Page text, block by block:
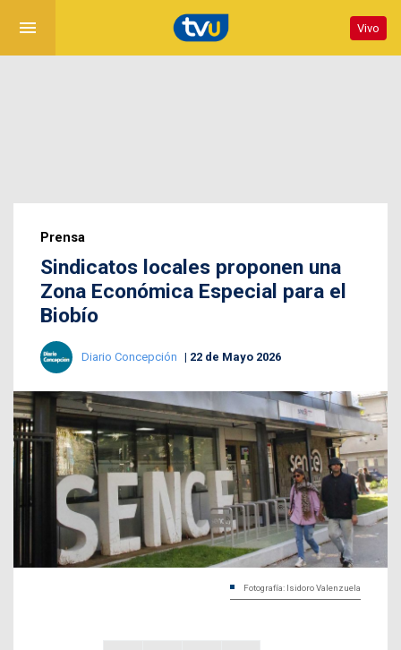
menu Vivo
Prensa
Sindicatos locales proponen una
Zona Económica Especial para el
Biobío
Diario Concepción 22 de Mayo 2026
Fotografía: Isidoro Valenzuela